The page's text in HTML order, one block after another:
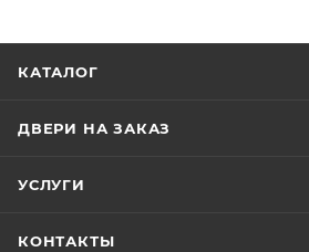
КАТАЛОГ
ДВЕРИ НА ЗАКАЗ
УСЛУГИ
КОНТАКТЫ